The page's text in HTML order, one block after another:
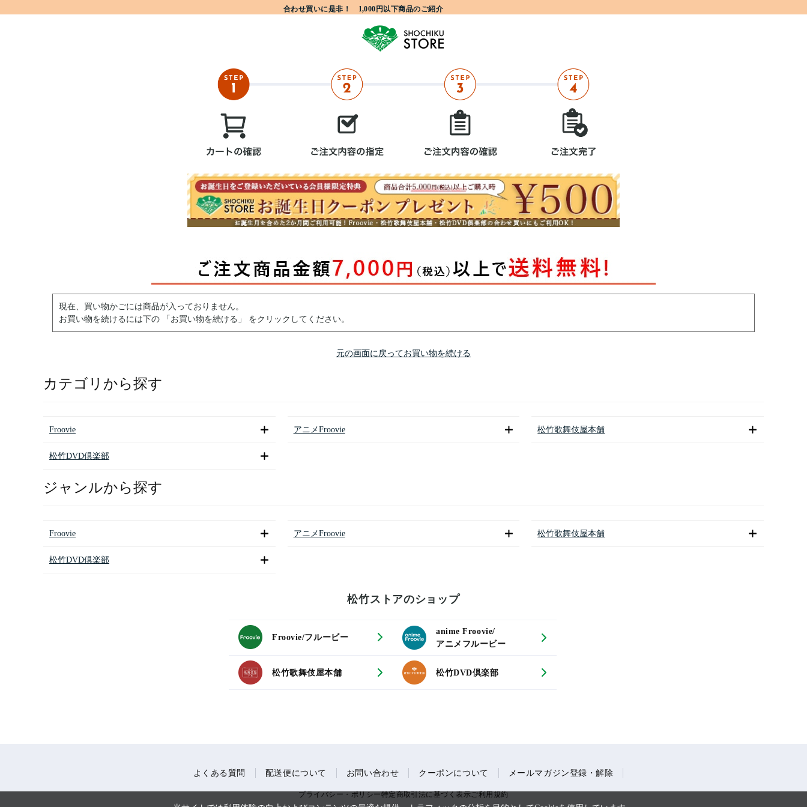
合わせ買いに是非！ 1,000円以下商品のご紹介
現在、買い物かごには商品が入っておりません。
お買い物を続けるには下の 「お買い物を続ける」 をクリックしてください。
元の画面に戻ってお買い物を続ける
カテゴリから探す
Froovie アニメFroovie 松竹歌舞伎屋本舗
松竹DVD倶楽部
ジャンルから探す
Froovie アニメFroovie 松竹歌舞伎屋本舗
松竹DVD倶楽部
松竹ストアのショップ
Froovie/フルービー
anime Froovie/
アニメフルービー
松竹歌舞伎屋本舗 松竹DVD倶楽部
よくある質問 配送便について お問い合わせ クーポンについて メールマガジン登録・解除
プライバシー・ポリシー特定商取引法に基づく表示ご利用規約